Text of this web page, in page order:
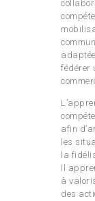
fédérer
afin
les
la
Il
à
des